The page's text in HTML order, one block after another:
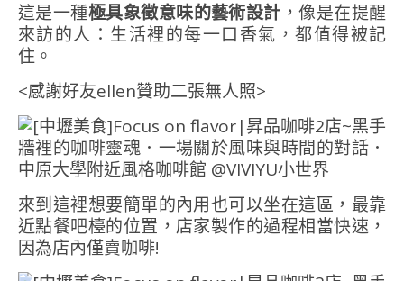
這是一種極具象徵意味的藝術設計 ，像是在提醒
來訪的人：生活裡的每一口香氣，都值得被記
住。
<感謝好友ellen贊助二張無人照>
來到這裡想要簡單的內用也可以坐在這區，最靠
近點餐吧檯的位置，店家製作的過程相當快速，
因為店內僅賣咖啡!